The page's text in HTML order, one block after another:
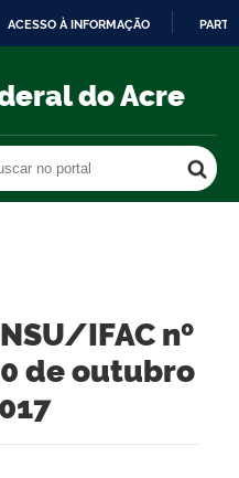
ACESSO À INFORMAÇÃO
do Acre
Buscar no portal
IFAC nº
de outubro